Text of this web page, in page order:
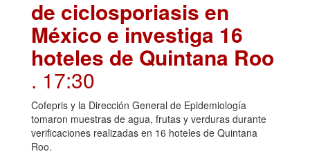
de ciclosporiasis en
México e investiga 16
hoteles de Quintana Roo
. 17:30
Cofepris y la Dirección General de Epidemiología
tomaron muestras de agua, frutas y verduras durante
verificaciones realizadas en 16 hoteles de Quintana
Roo.